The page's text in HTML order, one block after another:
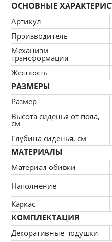
Упругость и мягкость
Сочетание
волокон гарантирует
(упругость, мягкость,
первоначальной) и
Долговечность и
Жесткий каркас
положительно влияет на
Конструкция надежна,
поверхность.
Прочность и
Специальные мебельные
низкий индекс растяжения.
синтепона, пенополиуретана
дивана получается
посадку комфортной и
хорошего сна. Конструкция
нагрузки, сохраняя форму.
ОСНОВНЫЕ
Артикул
Производитель
Механизм
трансформации
Жесткость
РАЗМЕРЫ
Размер
Высота сиденья от пола,
см
Глубина сиденья, см
МАТЕРИАЛЫ
Материал обивки
Наполнение
Каркас
КОМПЛЕКТАЦИЯ
Декоративные подушки